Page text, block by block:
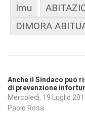
Imu
DIMORA
Anche il Sindaco può
di prevenzione
Mercoledì, 19 Luglio
Paolo Rosa